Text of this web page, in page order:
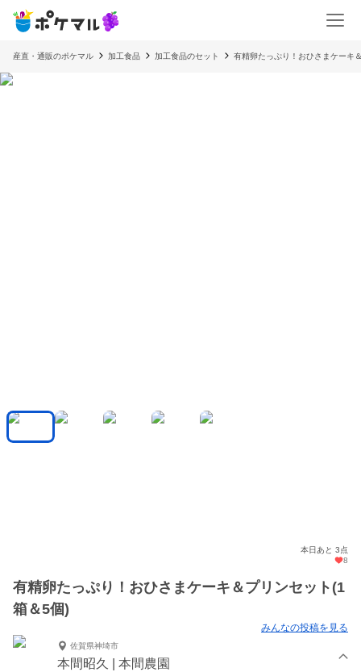
産直・通販のポケマル 加工食品 加工食品のセット 有精卵たっぷり！おひさまケーキ
本日あと 3点
8
有精卵たっぷり！おひさまケーキ＆プリンセット(1
箱＆5個)
みんなの投稿を見る
佐賀県神埼市
本間昭久 | 本間農園